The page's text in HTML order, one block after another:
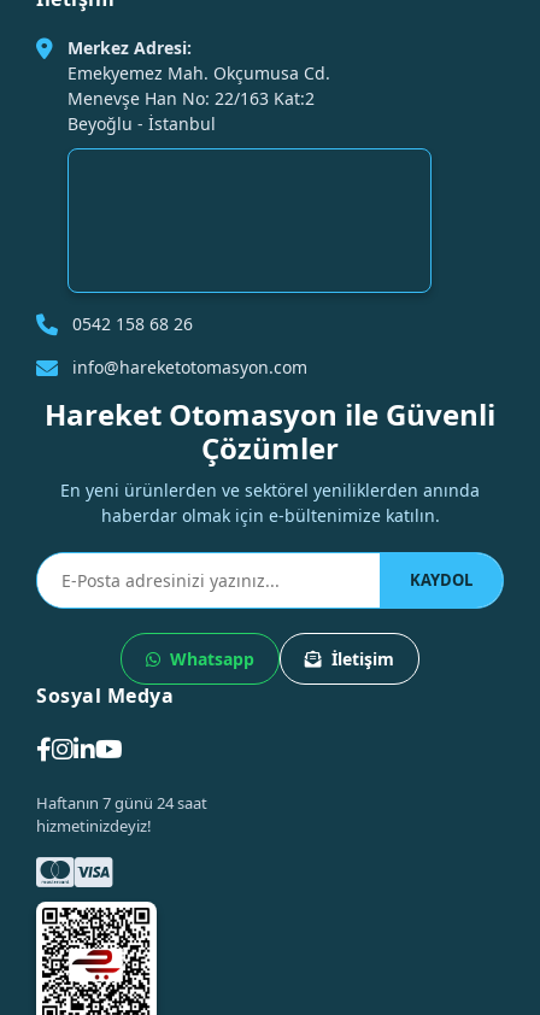
Merkez Adresi:
Emekyemez Mah. Okçumusa Cd.
Menevşe Han No: 22/163 Kat:2
Beyoğlu - İstanbul
0542 158 68 26
info@hareketotomasyon.com
Hareket Otomasyon ile Güvenli
Çözümler
En yeni ürünlerden ve sektörel yeniliklerden anında
haberdar olmak için e-bültenimize katılın.
KAYDOL
Whatsapp İletişim
Sosyal Medya
Haftanın 7 günü 24 saat
hizmetinizdeyiz!